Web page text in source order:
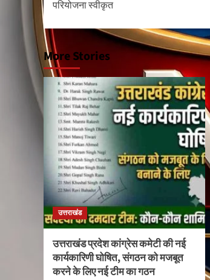
परियोजना स्वीकृत
More Stories
उत्तराखंड
उत्तराखंड प्रदेश कांग्रेस कमेटी की नई
कार्यकारिणी घोषित, संगठन को मजबूत
करने के लिए नई टीम का गठन